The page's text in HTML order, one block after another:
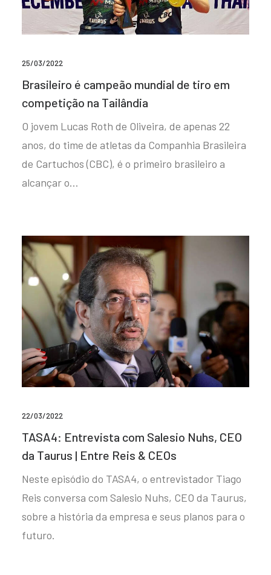
25/03/2022
Brasileiro é campeão mundial de tiro em
competição na Tailândia
O jovem Lucas Roth de Oliveira, de apenas 22
anos, do time de atletas da Companhia Brasileira
de Cartuchos (CBC), é o primeiro brasileiro a
alcançar o…
22/03/2022
TASA4: Entrevista com Salesio Nuhs, CEO
da Taurus | Entre Reis & CEOs
Neste episódio do TASA4, o entrevistador Tiago
Reis conversa com Salesio Nuhs, CEO da Taurus,
sobre a história da empresa e seus planos para o
futuro.